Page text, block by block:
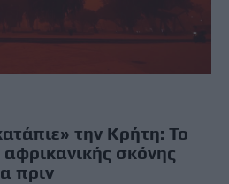
την Κρήτη: Το
σκόνης
πριν